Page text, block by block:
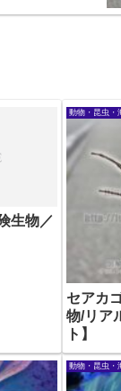
生物／
動物・昆虫・
セアカ
物/リア
ト】
動物・昆虫・